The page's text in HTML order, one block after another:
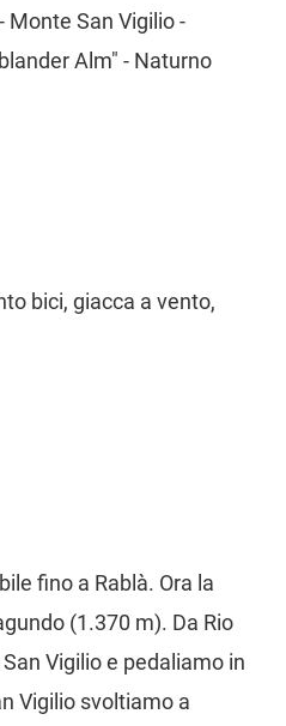
Monte San Vigilio -
Alm" - Naturno
bici, giacca a vento,
fino a Rablà. Ora la
(1.370 m). Da Rio
Vigilio e pedaliamo in
Vigilio svoltiamo a